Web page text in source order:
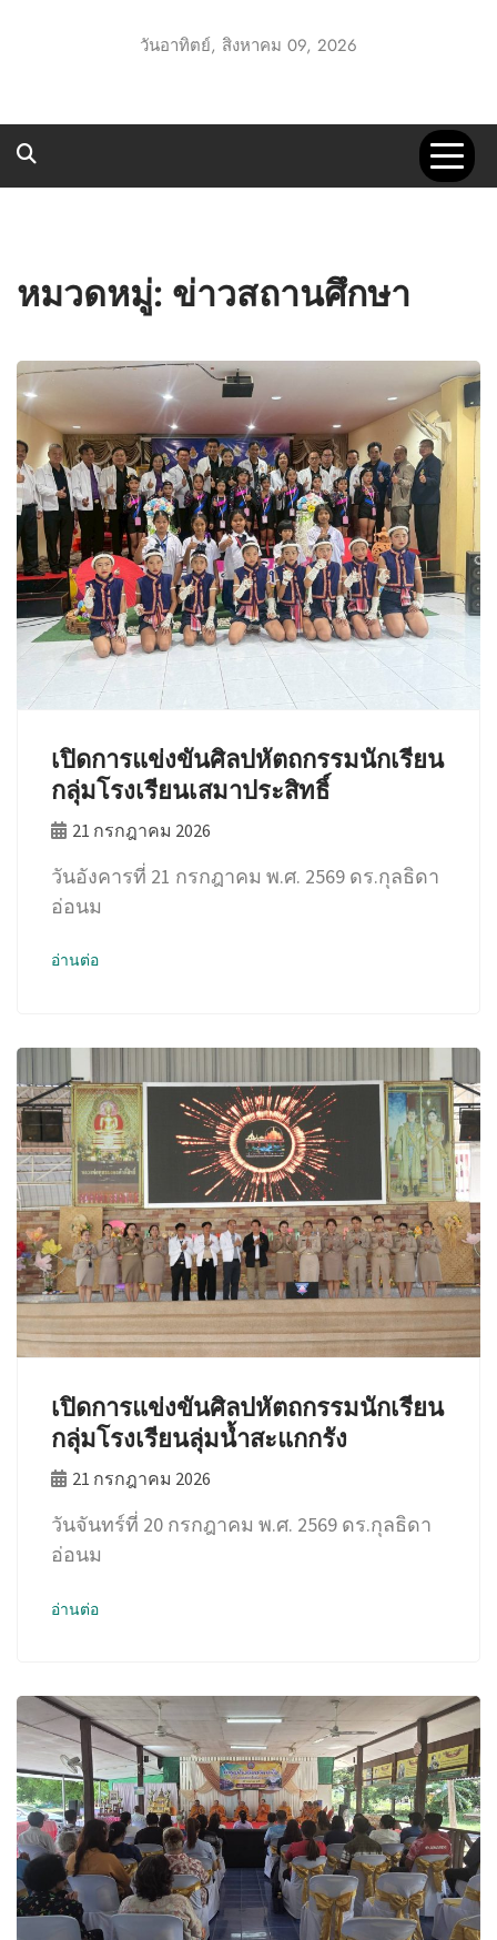
วันอาทิตย์, สิงหาคม 09, 2026
UTT1 GO
หมวดหมู่: ข่าวสถานศึกษา
เปิดการแข่งขันศิลปหัตถกรรมนักเรียน
กลุ่มโรงเรียนเสมาประสิทธิ์
21 กรกฎาคม 2026
วันอังคารที่ 21 กรกฎาคม พ.ศ. 2569 ดร.กุลธิดา
อ่อนม
อ่านต่อ
เปิดการแข่งขันศิลปหัตถกรรมนักเรียน
กลุ่มโรงเรียนลุ่มน้ำสะแกกรัง
21 กรกฎาคม 2026
วันจันทร์ที่ 20 กรกฎาคม พ.ศ. 2569 ดร.กุลธิดา
อ่อนม
อ่านต่อ